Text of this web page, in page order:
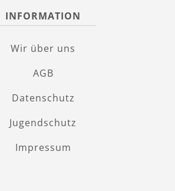
INFORMATION
Wir über uns
AGB
Datenschutz
Jugendschutz
Impressum